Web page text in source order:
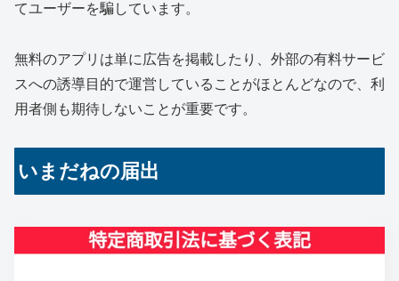
てユーザーを騙しています。
無料のアプリは単に広告を掲載したり、外部の有料サービ
スへの誘導目的で運営していることがほとんどなので、利
用者側も期待しないことが重要です。
いまだねの届出